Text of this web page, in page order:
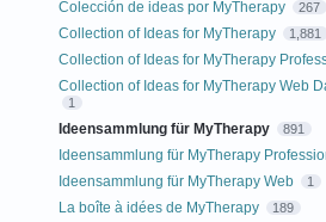
Colección de ideas por MyTherapy 267
Collection of Ideas for MyTherapy 1,881
Collection of Ideas for MyTherapy
Collection of Ideas for MyTherapy Web
1
Ideensammlung für MyTherapy 891
Ideensammlung für MyTherapy
Ideensammlung für MyTherapy Web 1
La boîte à idées de MyTherapy 189